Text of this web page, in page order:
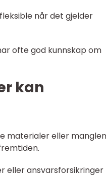
når det gjelder
ofte god kunnskap om
kan
materialer eller
eller